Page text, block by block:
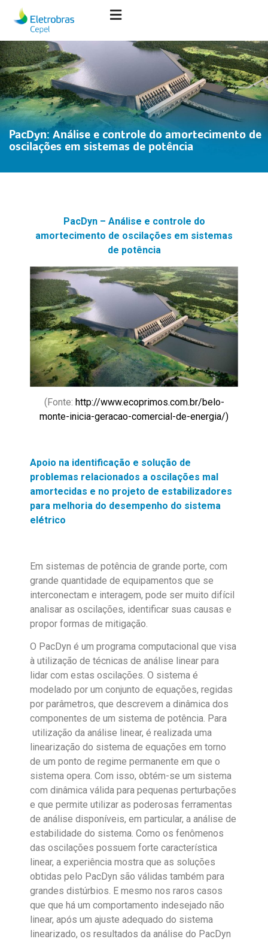
PacDyn: Análise e controle do amortecimento de
oscilações em sistemas de potência
PacDyn – Análise e controle do
amortecimento de oscilações em sistemas
de potência
(Fonte: http://www.ecoprimos.com.br/belo-
monte-inicia-geracao-comercial-de-energia/)
Apoio na identificação e solução de
problemas relacionados a oscilações mal
amortecidas e no projeto de estabilizadores
para melhoria do desempenho do sistema
elétrico
Em sistemas de potência de grande porte, com
grande quantidade de equipamentos que se
interconectam e interagem, pode ser muito difícil
analisar as oscilações, identificar suas causas e
propor formas de mitigação.
O PacDyn é um programa computacional que visa
à utilização de técnicas de análise linear para
lidar com estas oscilações. O sistema é
modelado por um conjunto de equações, regidas
por parâmetros, que descrevem a dinâmica dos
componentes de um sistema de potência. Para
utilização da análise linear, é realizada uma
linearização do sistema de equações em torno
de um ponto de regime permanente em que o
sistema opera. Com isso, obtém-se um sistema
com dinâmica válida para pequenas perturbações
e que permite utilizar as poderosas ferramentas
de análise disponíveis, em particular, a análise de
estabilidade do sistema. Como os fenômenos
das oscilações possuem forte característica
linear, a experiência mostra que as soluções
obtidas pelo PacDyn são válidas também para
grandes distúrbios. E mesmo nos raros casos
que que há um comportamento indesejado não
linear, após um ajuste adequado do sistema
linearizado, os resultados da análise do PacDyn